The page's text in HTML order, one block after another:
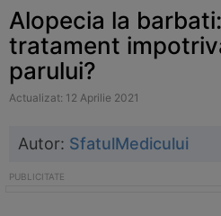
Alopecia la
tratament
parului?
Actualizat: 12 Aprilie 2021
Autor: SfatulMedicului